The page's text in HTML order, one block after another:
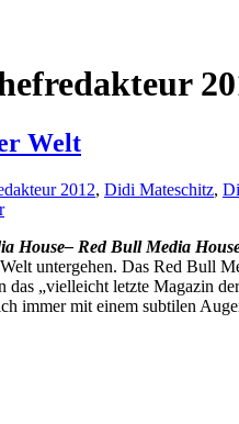
Welt
2012, Didi Mateschitz,
– Red Bull Media
untergehen. Das Red Bull
das „vielleicht letzte Magazin
immer mit einem subtilen